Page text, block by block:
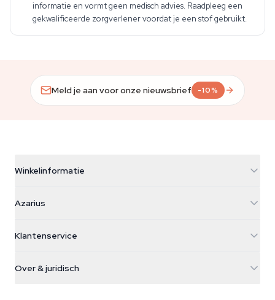
informatie en vormt geen medisch advies. Raadpleeg een
gekwalificeerde zorgverlener voordat je een stof gebruikt.
Meld je aan voor onze nieuwsbrief -10%
Winkelinformatie
Galvaniweg 11
Nederland
+31(0)204897914
Azarius
Smokeshop
Klantenservice
Retourbeleid
Over & juridisch